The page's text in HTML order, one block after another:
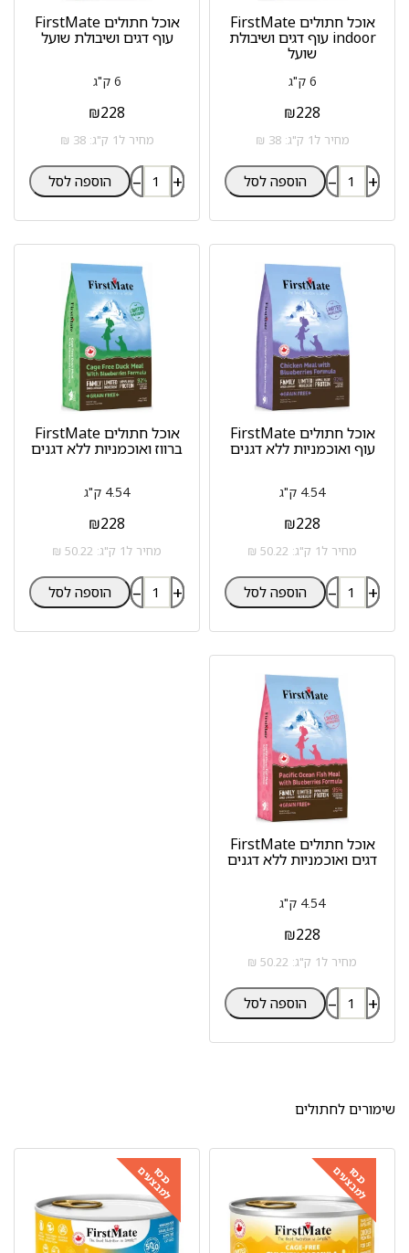
אוכל חתולים FirstMate
indoor עוף דגים ושיבולת
שועל
6 ק"ג
₪228
מחיר ל1 ק"ג: 38 ₪
– + הוספה לסל
אוכל חתולים FirstMate
עוף דגים ושיבולת שועל
6 ק"ג
₪228
מחיר ל1 ק"ג: 38 ₪
– + הוספה לסל
אוכל חתולים FirstMate
עוף ואוכמניות ללא דגנים
4.54 ק"ג
₪228
מחיר ל1 ק"ג: 50.22 ₪
– + הוספה לסל
אוכל חתולים FirstMate
ברווז ואוכמניות ללא דגנים
4.54 ק"ג
₪228
מחיר ל1 ק"ג: 50.22 ₪
– + הוספה לסל
אוכל חתולים FirstMate
דגים ואוכמניות ללא דגנים
4.54 ק"ג
₪228
מחיר ל1 ק"ג: 50.22 ₪
– + הוספה לסל
שימורים לחתולים
כנסו
למבצעים כנסו
למבצעים